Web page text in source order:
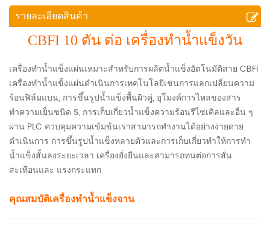
รายละเอียดสินค้า
CBFI 10 ตัน ต่อ เครื่องทำน้ำแข็งวัน
เครื่องทำน้ำแข็งแผ่นเหมาะสำหรับการผลิตน้ำแข็งอัตโนมัติสาย CBFI
เครื่องทำน้ำแข็งแผ่นดำเนินการเทคโนโลยีเช่นการแลกเปลี่ยนความ
ร้อนฟิล์มแบน, การขึ้นรูปน้ำแข็งพื้นผิวคู่, อุโมงค์การไหลของสาร
ทำความเย็นชนิด S, การเก็บเกี่ยวน้ำแข็งความร้อนรีไซเคิลและอื่น ๆ
ผ่าน PLC ควบคุมความเข้มข้นเราสามารถทำงานได้อย่างง่ายดาย
ดำเนินการ การขึ้นรูปน้ำแข็งหลายตัวและการเก็บเกี่ยวทำให้การทำ
น้ำแข็งสั้นลงระยะเวลา เครื่องยั่งยืนและสามารถทนต่อการสั่น
สะเทือนและ แรงกระแทก
คุณสมบัติเครื่องทำน้ำแข็งจาน